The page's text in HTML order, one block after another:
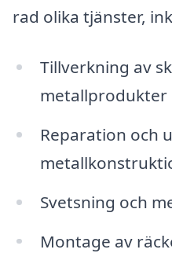
rad olika tjänster,
Tillverkning av
metallprodukter
Reparation och
Svetsning och
Montage av